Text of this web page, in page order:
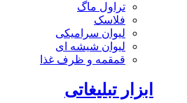
تراول ماگ
فلاسک
لیوان سرامیکی
لیوان شیشه ای
قمقمه و ظرف غذا
ابزار تبلیغاتی